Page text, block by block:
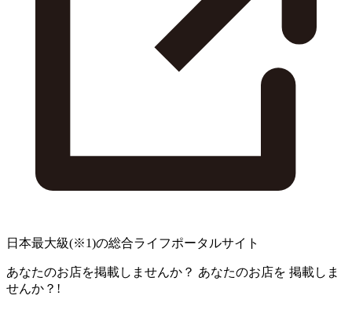
日本最大級(※1)の総合ライフポータルサイト
あなたのお店を掲載しませんか？ あなたのお店を 掲載しま
せんか？!